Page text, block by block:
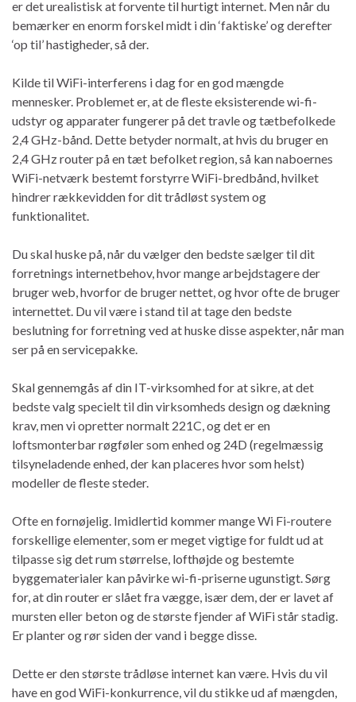
er det urealistisk at forvente til hurtigt internet. Men når du
bemærker en enorm forskel midt i din ‘faktiske’ og derefter
‘op til’ hastigheder, så der.
Kilde til WiFi-interferens i dag for en god mængde
mennesker. Problemet er, at de fleste eksisterende wi-fi-
udstyr og apparater fungerer på det travle og tætbefolkede
2,4 GHz-bånd. Dette betyder normalt, at hvis du bruger en
2,4 GHz router på en tæt befolket region, så kan naboernes
WiFi-netværk bestemt forstyrre WiFi-bredbånd, hvilket
hindrer rækkevidden for dit trådløst system og
funktionalitet.
Du skal huske på, når du vælger den bedste sælger til dit
forretnings internetbehov, hvor mange arbejdstagere der
bruger web, hvorfor de bruger nettet, og hvor ofte de bruger
internettet. Du vil være i stand til at tage den bedste
beslutning for forretning ved at huske disse aspekter, når man
ser på en servicepakke.
Skal gennemgås af din IT-virksomhed for at sikre, at det
bedste valg specielt til din virksomheds design og dækning
krav, men vi opretter normalt 221C, og det er en
loftsmonterbar røgføler som enhed og 24D (regelmæssig
tilsyneladende enhed, der kan placeres hvor som helst)
modeller de fleste steder.
Ofte en fornøjelig. Imidlertid kommer mange Wi Fi-routere
forskellige elementer, som er meget vigtige for fuldt ud at
tilpasse sig det rum størrelse, lofthøjde og bestemte
byggematerialer kan påvirke wi-fi-priserne ugunstigt. Sørg
for, at din router er slået fra vægge, især dem, der er lavet af
mursten eller beton og de største fjender af WiFi står stadig.
Er planter og rør siden der vand i begge disse.
Dette er den største trådløse internet kan være. Hvis du vil
have en god WiFi-konkurrence, vil du stikke ud af mængden,